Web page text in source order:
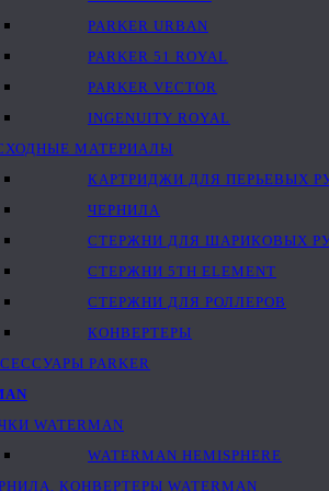
PARKER URBAN
PARKER 51 ROYAL
PARKER VECTOR
INGENUITY ROYAL
МАТЕРИАЛЫ
КАРТРИДЖИ ДЛЯ ПЕРЬЕВЫХ
ЧЕРНИЛА
СТЕРЖНИ ДЛЯ ШАРИКОВЫХ
СТЕРЖНИ 5TH ELEMENT
СТЕРЖНИ ДЛЯ РОЛЛЕРОВ
КОНВЕРТЕРЫ
PARKER
WATERMAN
WATERMAN HEMISPHERE
КОНВЕРТЕРЫ WATERMAN